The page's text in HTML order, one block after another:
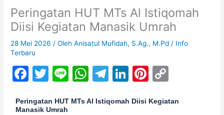
Peringatan HUT MTs Al Istiqomah
Diisi Kegiatan Manasik Umrah
28 Mei 2026 / OlehAnisatul Mufidah, S.Ag., M.Pd / Info
Terbaru
F
c
T
itt
Li
e
W
at
T
e
Li
k
Pi
er p
Peringatan HUT MTs Al Istiqomah Diisi Kegiatan
Manasik Umrah